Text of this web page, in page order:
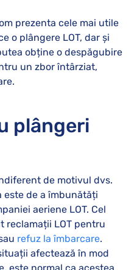
prezenta cele mai utile
o plângere LOT, dar și
obține o despăgubire
un zbor întârziat,
plângeri
de motivul dvs.
este de a îmbunătăți
aeriene LOT. Cel
reclamații LOT pentru
refuz la îmbarcare.
afectează în mod